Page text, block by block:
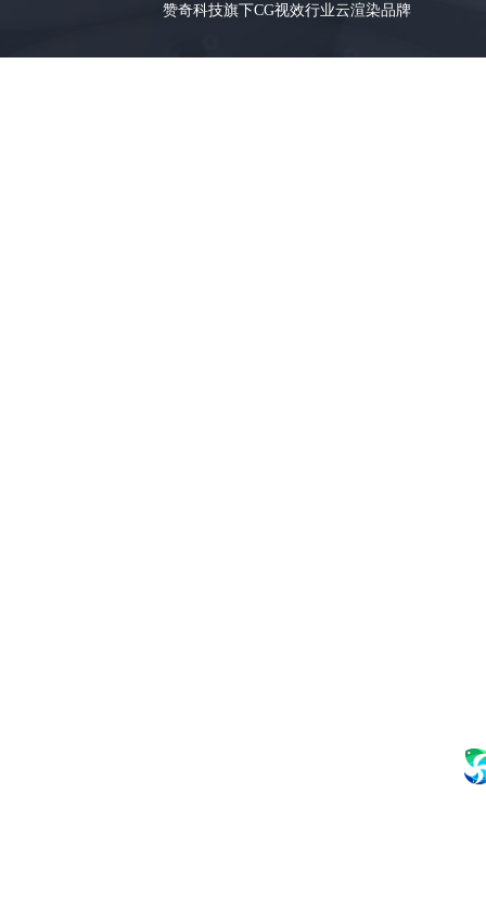
赞奇科技旗下CG视效行业云渲染品牌